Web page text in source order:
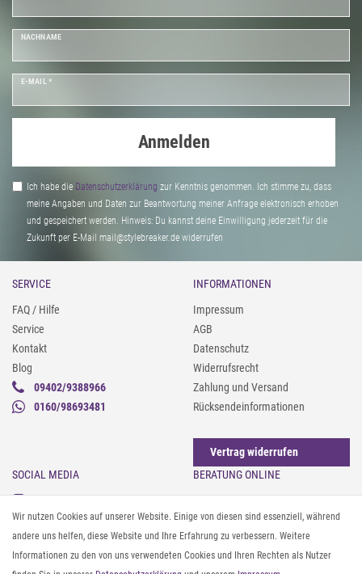
NACHNAME
E-MAIL *
Anmelden
Ich habe die Daten­schutz­erklärung zur Kenntnis genommen. Ich stimme zu, dass
meine Angaben und Daten zur Beantwortung meiner Anfrage elektronisch erhoben
und gespeichert werden. Hinweis: Du kannst deine Einwilligung jederzeit für die
Zukunft per E-Mail mail@stylebreaker.de widerrufen
SERVICE
FAQ / Hilfe
Service
Kontakt
Blog
09402/9388966
0160/98693481
INFORMATIONEN
Impressum
AGB
Datenschutz
Widerrufsrecht
Zahlung und Versand
Rücksendeinformationen
Vertrag widerrufen
SOCIAL MEDIA
Instagram
Facebook
Pinterest
Twitter
BERATUNG ONLINE
Gürtel messen & kürzen
Sonnenbrillen & UV-Schutz
Textilpflege
Textil- und Material-Guide
Wir nutzen Cookies auf unserer Website. Einige von diesen sind essenziell, während
andere uns helfen, diese Website und Ihre Erfahrung zu verbessern. Weitere
Informationen zu den von uns verwendeten Cookies und Ihren Rechten als Nutzer